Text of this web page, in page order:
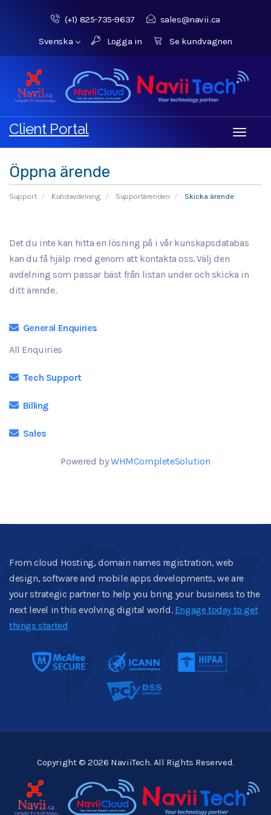
(+1) 825-735‑9637‬
sales@navii.ca
Svenska
Logga in Se kundvagnen
Client Portal
Toggle
Öppna ärende
Support Kundavdelning Supportärenden Skicka ärende
Det du inte kan hitta en lösning på i vår kunskapsdatabas
kan du få hjälp med genom att kontakta oss. Välj den
avdelning som passar bäst från listan under och skicka in
ditt ärende.
General Enquiries
All Enquiries
Tech Support
Billing
Sales
Powered byWHMCompleteSolution
From cloud Hosting, domain names registration, web
design, software and mobile apps developments, we are
your strategic partner to help you bring your business to the
next level in this evolving digital world. Engage today to get
things started
Copyright © 2026 NaviiTech. All Rights Reserved.